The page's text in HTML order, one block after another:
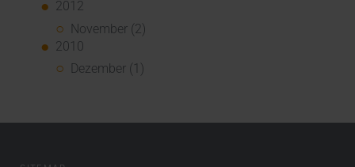
2012
November (2)
2010
Dezember (1)